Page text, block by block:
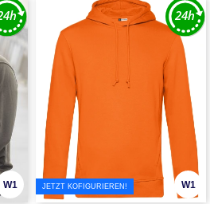
W1 W1
JETZT KOFIGURIEREN!